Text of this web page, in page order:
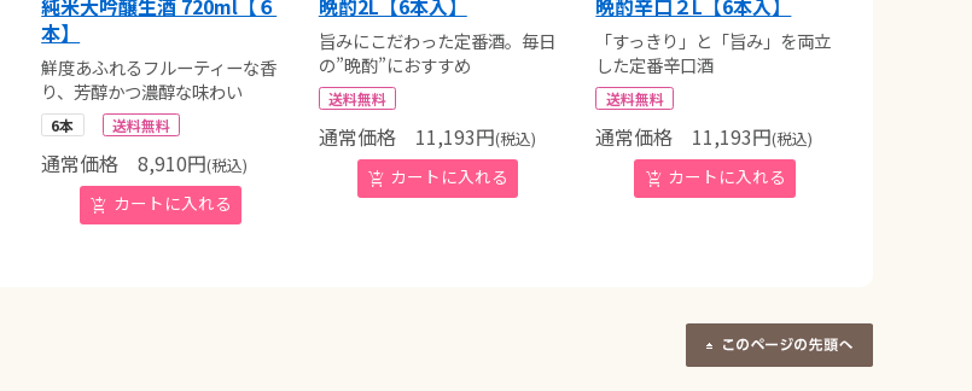
純米大吟醸生酒 720ml【６
本】
鮮度あふれるフルーティーな香
り、芳醇かつ濃醇な味わい
6本 送料無料
通常価格 8,910円(税込)
晩酌2L【6本入】
旨みにこだわった定番酒。毎日
の”晩酌”におすすめ
送料無料
通常価格11,193円(税込)
晩酌辛口２L【6本入】
「すっきり」と「旨み」を両立
した定番辛口酒
送料無料
通常価格 11,193円(税込)